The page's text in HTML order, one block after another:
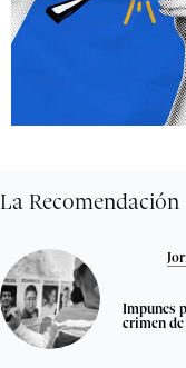
La Recomendación
Impunes
crimen de